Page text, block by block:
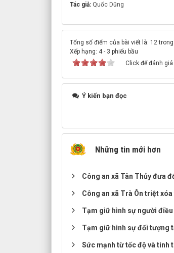
Tác giả: Quốc Dũng
Tổng số điểm của bài viết là: 12
Xếp hạng: 4- 3 phiếu bầu
Click để đánh giá
Ý kiến bạn đọc
Những tin mới hơn
Công an xã Tân Thủy đưa
Công an xã Trà Ôn triệt
Tạm giữ hình sự người
Tạm giữ hình sự đối tượng
Sức mạnh từ tốc độ và tinh